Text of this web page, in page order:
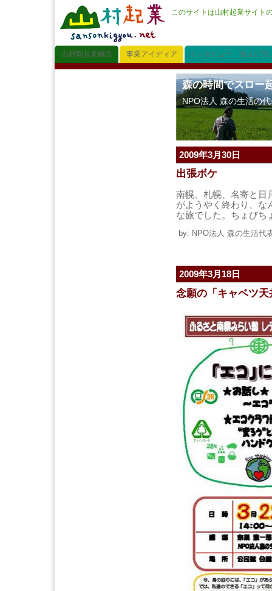
このサイトは山村起業サイト
山村型起業解説 事業アイディア インタビュー「先人に学
森の時間でスロー
NPO法人 森の生活の
2009年3月30日
出張ボケ
南幌、札幌、名寄と日
がようやく終わり、な
な旅でした。ちょびち
by: NPO法人 森の生活代
2009年3月18日
念願の「キャベツ